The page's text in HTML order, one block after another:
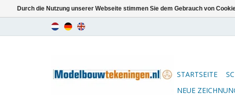
STARTSEITE
NEUE
Durch die Nutzung unserer Webseite stimmen Sie dem Gebrauch von